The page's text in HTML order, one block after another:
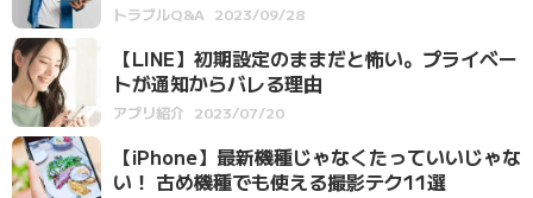
トラブルQ&A 2023/09/28
【LINE】初期設定のままだと怖い。プライベー
トが通知からバレる理由
アプリ紹介 2023/07/20
【iPhone】最新機種じゃなくたっていいじゃな
い！ 古め機種でも使える撮影テク11選